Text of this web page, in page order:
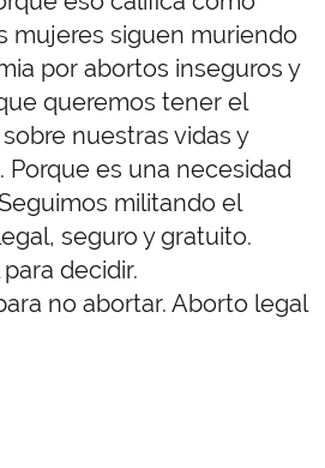
mujeres siguen muriendo
por abortos inseguros y
queremos tener el
nuestras vidas y
Porque es una necesidad
militando el
seguro y gratuito.
decidir.
no abortar. Aborto legal